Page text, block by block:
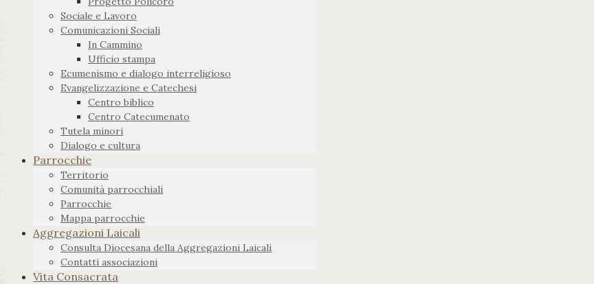
Sociale e Lavoro
Comunicazioni Sociali
In Cammino
Ufficio stampa
Ecumenismo e dialogo interreligioso
Evangelizzazione e Catechesi
Centro biblico
Centro Catecumenato
Tutela minori
Dialogo e cultura
Parrocchie
Territorio
Comunità parrocchiali
Parrocchie
Mappa parrocchie
Aggregazioni Laicali
Consulta Diocesana della Aggregazioni Laicali
Contatti associazioni
Vita Consacrata